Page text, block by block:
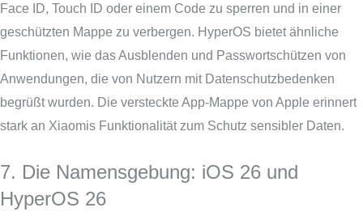
Face ID, Touch ID oder einem Code zu sperren und in einer
geschützten Mappe zu verbergen. HyperOS bietet ähnliche
Funktionen, wie das Ausblenden und Passwortschützen von
Anwendungen, die von Nutzern mit Datenschutzbedenken
begrüßt wurden. Die versteckte App-Mappe von Apple erinnert
stark an Xiaomis Funktionalität zum Schutz sensibler Daten.
7. Die Namensgebung: iOS 26 und
HyperOS 26